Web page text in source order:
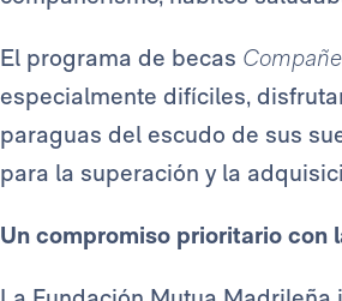
El programa de becas
especialmente difíciles,
paraguas del escudo de sus
para la superación y la
Un compromiso prioritario con